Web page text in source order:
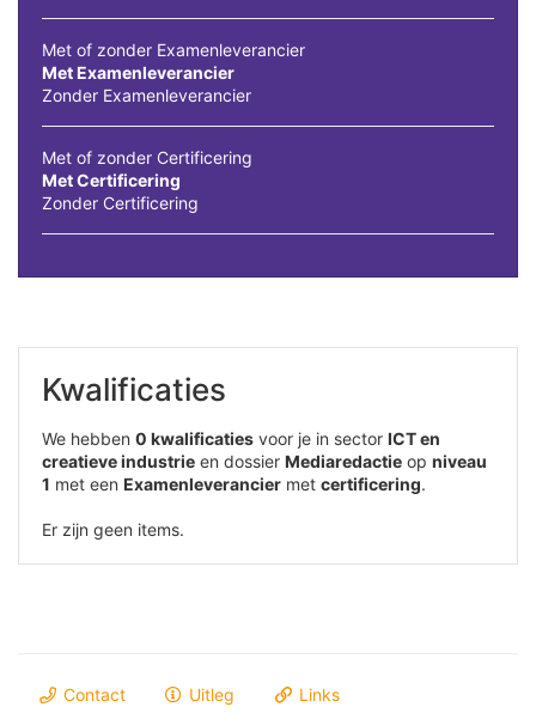
Met of zonder Examenleverancier
Met Examenleverancier
Zonder Examenleverancier
Met of zonder Certificering
Met Certificering
Zonder Certificering
Kwalificaties
We hebben 0 kwalificaties voor je in sector ICT en
creatieve industrie en dossier Mediaredactie op niveau
1 met een Examenleverancier met certificering.
Er zijn geen items.
Contact Uitleg Links